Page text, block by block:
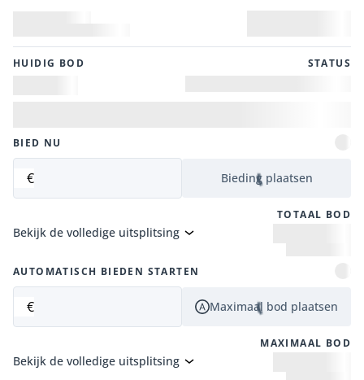
HUIDIG ​​BOD STATUS
BIED NU
€ Bieding plaatsen
TOTAAL BOD
Bekijk de volledige uitsplitsing
AUTOMATISCH BIEDEN STARTEN
€ Maximaal bod plaatsen
MAXIMAAL BOD
Bekijk de volledige uitsplitsing